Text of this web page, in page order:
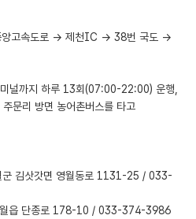
앙고속도로 → 제천IC → 38번 국도 →
널까지 하루 13회(07:00-22:00) 운행,
문리 방면 농어촌버스를 타고
군 김삿갓면 영월동로 1131-25 / 033-
월읍 단종로 178-10 / 033-374-3986